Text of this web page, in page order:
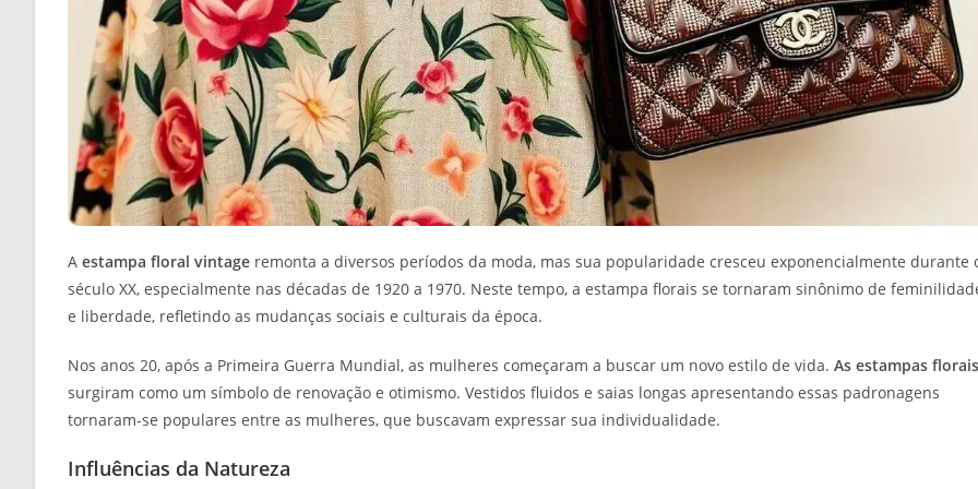
A estampa floral vintage remonta a diversos períodos da moda, mas sua popularidade cresceu exponencialmente durante
século XX, especialmente nas décadas de 1920 a 1970. Neste tempo, a estampa florais se tornaram sinônimo de
e liberdade, refletindo as mudanças sociais e culturais da época.
Nos anos 20, após a Primeira Guerra Mundial, as mulheres começaram a buscar um novo estilo de vida. As estampas florais
surgiram como um símbolo de renovação e otimismo. Vestidos fluidos e saias longas apresentando essas padronagens
tornaram-se populares entre as mulheres, que buscavam expressar sua individualidade.
Influências da Natureza